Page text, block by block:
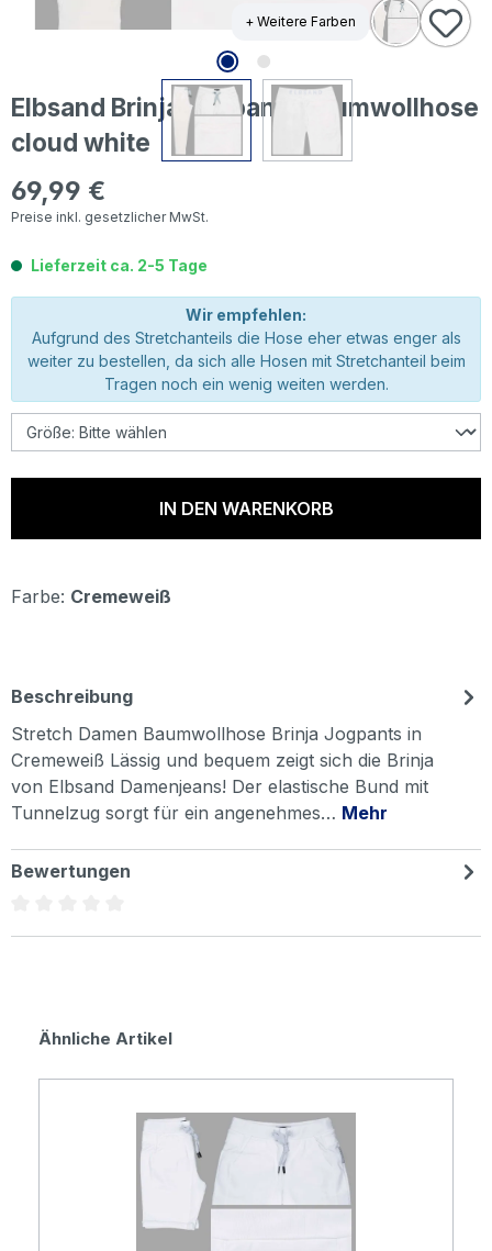
+ Weitere Farben
Elbsand Brinja Jogpants Baumwollhose
cloud white
Regulärer Preis:
69,99 €
Preise inkl. gesetzlicher MwSt.
Lieferzeit ca. 2-5 Tage
Wir empfehlen:
Aufgrund des Stretchanteils die Hose eher etwas enger als
weiter zu bestellen, da sich alle Hosen mit Stretchanteil beim
Tragen noch ein wenig weiten werden.
IN DEN WARENKORB
Farbe: Cremeweiß
Beschreibung
Stretch Damen Baumwollhose Brinja Jogpants in
Cremeweiß Lässig und bequem zeigt sich die Brinja
von Elbsand Damenjeans! Der elastische Bund mit
Tunnelzug sorgt für ein angenehmes… Mehr
Bewertungen
Produktgalerie überspringen
Ähnliche Artikel